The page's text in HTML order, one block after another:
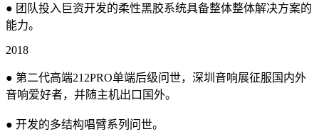
● 团队投入巨资开发的柔性黑胶系统具备整体整体解决方案的
能力。
2018
● 第二代高端212PRO单端后级问世，深圳音响展征服国内外
音响爱好者，并随主机出口国外。
● 开发的多结构唱臂系列问世。